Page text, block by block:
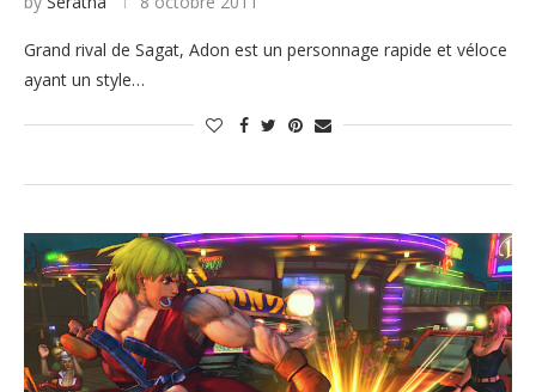
Grand rival de Sagat, Adon est un personnage rapide et véloce
ayant un style…